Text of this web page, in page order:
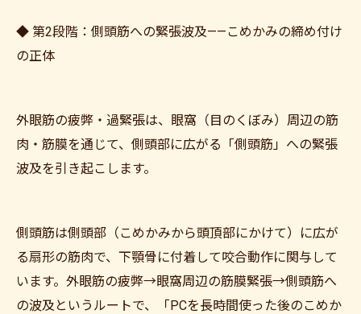
◆ 第2段階：側頭筋への緊張波及——こめかみの締め付け
の正体
外眼筋の疲弊・過緊張は、眼窩（目のくぼみ）周辺の筋
肉・筋膜を通じて、側頭部に広がる「側頭筋」への緊張
波及を引き起こします。
側頭筋は側頭部（こめかみから頭頂部にかけて）に広が
る扇形の筋肉で、下顎骨に付着して咬合動作に関与して
います。外眼筋の疲弊→眼窩周辺の筋膜緊張→側頭筋へ
の波及というルートで、「PCを長時間使った後のこめか